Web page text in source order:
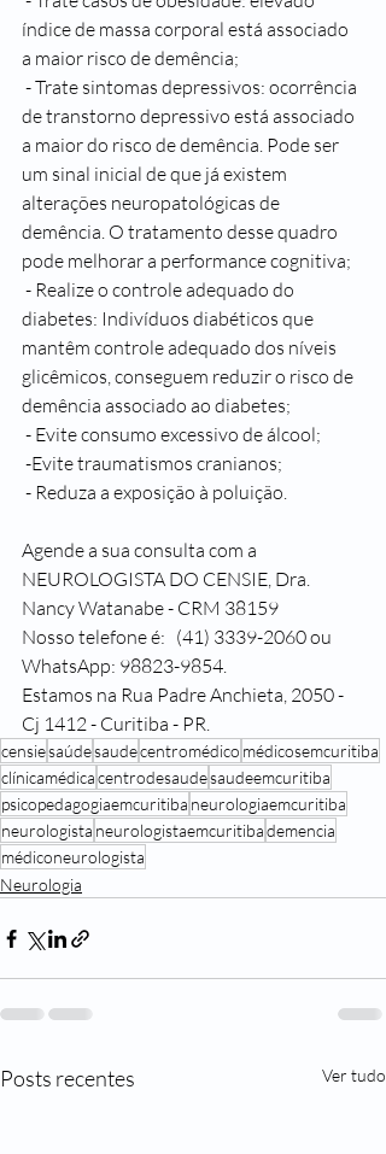
índice de massa corporal está associado
a maior risco de demência;
de transtorno depressivo está associado
a maior do risco de demência. Pode ser
um sinal inicial de que já existem
alterações neuropatológicas de
demência. O tratamento desse quadro
pode melhorar a performance cognitiva;
diabetes: Indivíduos diabéticos que
mantêm controle adequado dos níveis
glicêmicos, conseguem reduzir o risco de
demência associado ao diabetes;
- Evite consumo excessivo de álcool;
-Evite traumatismos cranianos;
- Reduza a exposição à poluição.
Agende a sua consulta com a
NEUROLOGISTA DO CENSIE, Dra.
Nancy Watanabe - CRM 38159
Nosso telefone é:   (41) 3339-2060 ou
WhatsApp: 98823-9854.
Estamos na Rua Padre Anchieta, 2050 -
Cj 1412 - Curitiba - PR.
censiesaúdesaudecentromédico médicosemcuritiba
clínicamédicacentrodesaudesaudeemcuritiba
psicopedagogiaemcuritiba neurologiaemcuritiba
neurologista neurologistaemcuritibademencia
médiconeurologista
Neurologia
Posts recentes Ver tudo